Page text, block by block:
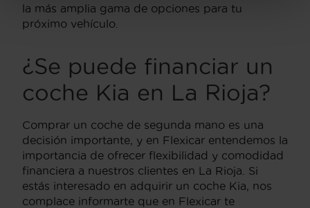
la más amplia gama de opciones para tu
próximo vehículo.
¿Se puede financiar un
coche Kia en La Rioja?
Comprar un coche de segunda mano es una
decisión importante, y en Flexicar entendemos la
importancia de ofrecer flexibilidad y comodidad
financiera a nuestros clientes en La Rioja. Si
estás interesado en adquirir un coche Kia, nos
complace informarte que en Flexicar te